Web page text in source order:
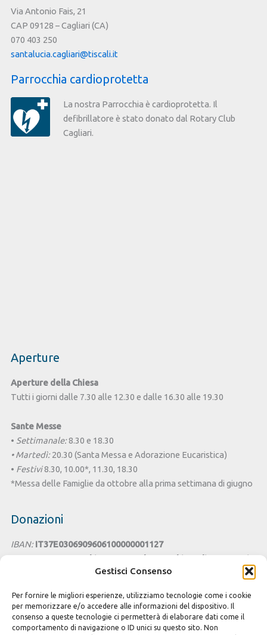
Gestisci Consenso
Per fornire le migliori esperienze, utilizziamo tecnologie come i cookie
per memorizzare e/o accedere alle informazioni del dispositivo. Il
consenso a queste tecnologie ci permetterà di elaborare dati come il
comportamento di navigazione o ID unici su questo sito. Non
Giornata
Mondiale
del
Malato
Via Antonio Fais, 21
CAP 09128 – Cagliari (CA)
070 403 250
santalucia.cagliari@tiscali.it
Parrocchia cardioprotetta
La nostra Parrocchia è cardioprotetta. Il
defibrillatore è stato donato dal Rotary Club
Cagliari.
Aperture
Aperture della Chiesa
Tutti i giorni dalle 7.30 alle 12.30 e dalle 16.30 alle 19.30
Sante Messe
• Settimanale:8.30 e 18.30
• Martedì:20.30 (Santa Messa e Adorazione Eucaristica)
• Festivi8.30, 10.00*, 11.30, 18.30
*Messa delle Famiglie da ottobre alla prima settimana di giugno
Donazioni
IBAN: IT37E0306909606100000001127
Intestato a:Parrocchia San Benedetto - Chiesa di Santa Lucia
Cesta della Solidarietà
Seguici sui Social